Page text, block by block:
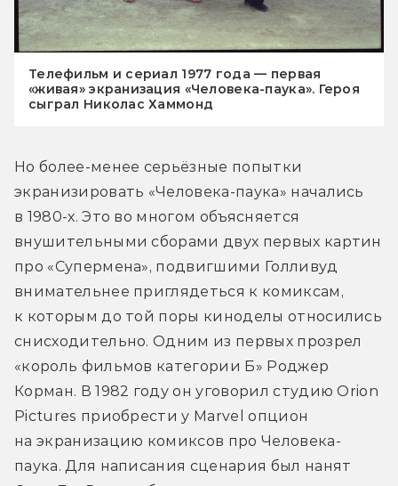
Телефильм и сериал 1977 года — первая
«живая» экранизация «Человека-паука». Героя
сыграл Николас Хаммонд
Но более-менее серьёзные попытки
экранизировать «Человека-паука» начались
в 1980-х. Это во многом объясняется
внушительными сборами двух первых картин
про «Супермена», подвигшими Голливуд
внимательнее приглядеться к комиксам,
к которым до той поры киноделы относились
снисходительно. Одним из первых прозрел
«король фильмов категории Б» Роджер
Корман. В 1982 году он уговорил студию Orion
Pictures приобрести у Marvel опцион
на экранизацию комиксов про Человека-
паука. Для написания сценария был нанят